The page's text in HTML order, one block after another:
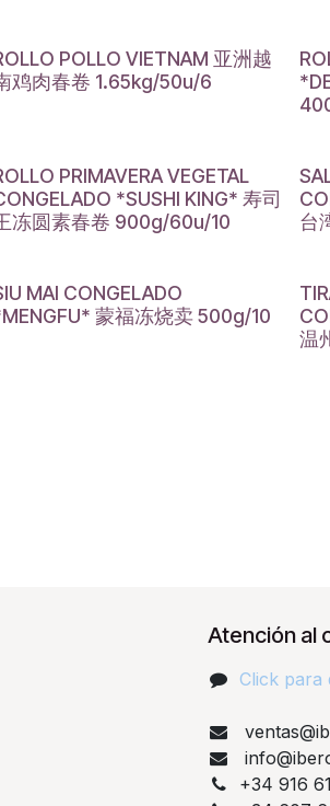
POLLO VIETNAM 亚洲越
鸡肉春卷 1.65kg/50u/6
PRIMAVERA VEGETAL
*SUSHI KING* 寿司
冻圆素春卷 900g/60u/10
台
MAI CONGELADO
蒙福冻烧卖 500g/10
温
Atención al
Click para
+34 916